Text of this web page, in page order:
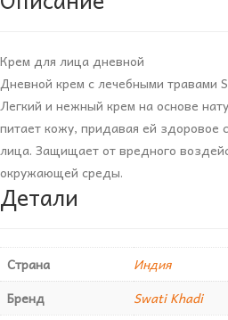
Крем для лица дневной
Дневной крем с лечебными травами
Легкий и нежный крем на основе
питает кожу, придавая ей здоровое
лица. Защищает от вредного
окружающей среды.
Детали
Страна
Индия
Бренд
Swati Khadi